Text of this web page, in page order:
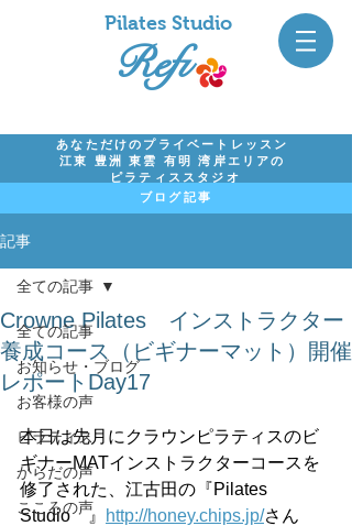
Pilates Studio
Refi
あなただけのプライベートレッスン
江東 豊洲 東雲 有明 湾岸エリアの
ピラティススタジオ
ブログ記事
記事
全ての記事
お知らせ・ブログ
お客様の声
ピラティス
からだの声
こころの声
全ての記事
Crowne Pilates インストラクター
養成コース（ビギナーマット）開催
レポートDay17
本日は先月にクラウンピラティスのビ
ギナーMATインストラクターコースを
修了された、江古田の『Pilates
Studio　』
http://honey.chips.jp/さん